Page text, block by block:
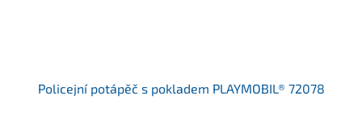
Policejní potápěč s pokladem PLAYMOBIL® 72078